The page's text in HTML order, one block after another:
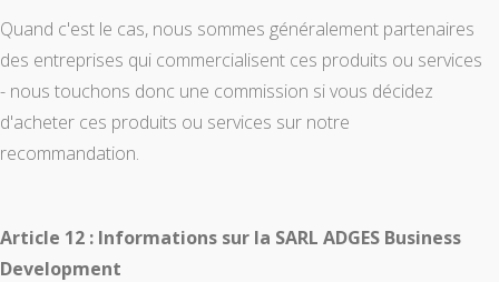
Quand c'est le cas, nous sommes généralement partenaires
des entreprises qui commercialisent ces produits ou services
- nous touchons donc une commission si vous décidez
d'acheter ces produits ou services sur notre
recommandation.
Article 12 : Informations sur la SARL ADGES Business
Development